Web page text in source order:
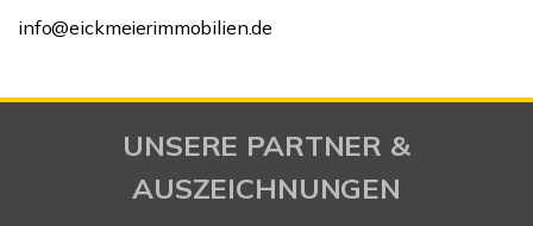
info@eickmeierimmobilien.de
UNSERE PARTNER &
AUSZEICHNUNGEN